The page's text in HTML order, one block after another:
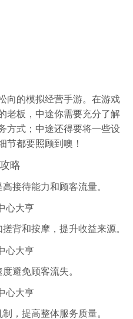
向的模拟经营手游。在游戏
老板，中途你需要充分了解
方式；中途还得要将一些设
节都要照顾到噢！
略
接待能力和顾客流量。
背和按摩，提升收益来源。
避免顾客流失。
，提高整体服务质量。